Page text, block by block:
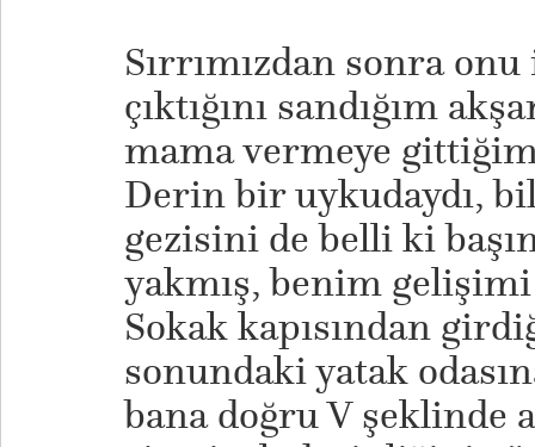
Sırrımızdan sonra
çıktığını sandığım
mama vermeye
Derin bir uykudaydı,
gezisini de belli ki
yakmış, benim
Sokak kapısından
sonundaki yatak
bana doğru V şeklinde